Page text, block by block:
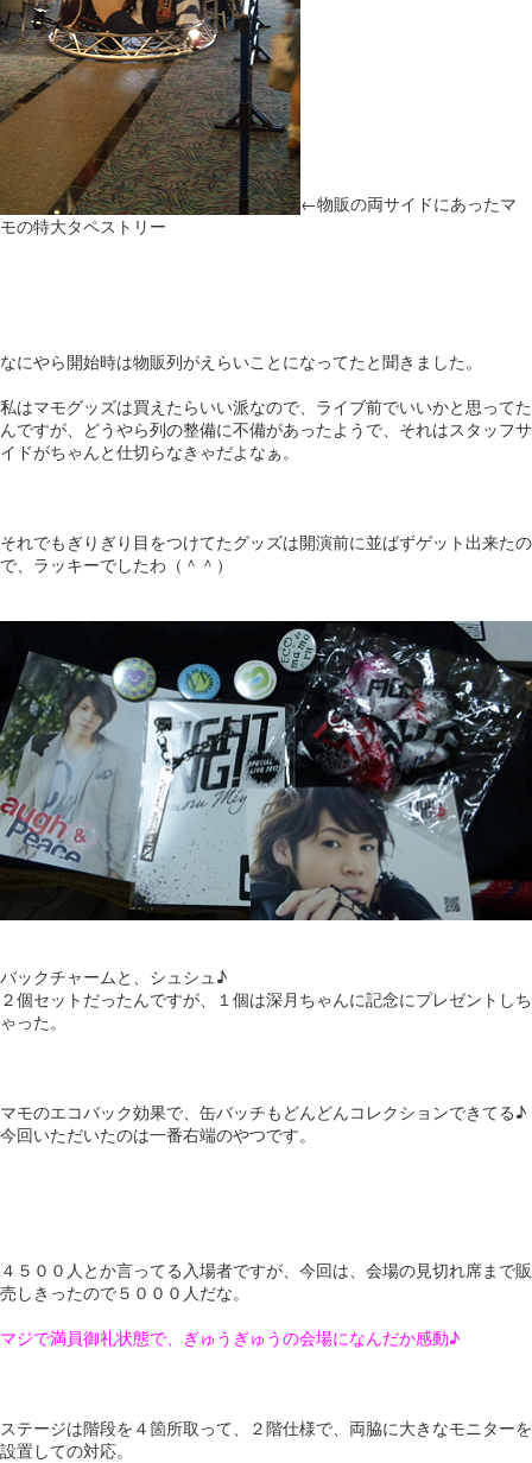
←物販の両サイドにあったマ
モの特大タペストリー
なにやら開始時は物販列がえらいことになってたと聞きました。
私はマモグッズは買えたらいい派なので、ライブ前でいいかと思ってた
んですが、どうやら列の整備に不備があったようで、それはスタッフサ
イドがちゃんと仕切らなきゃだよなぁ。
それでもぎりぎり目をつけてたグッズは開演前に並ばずゲット出来たの
で、ラッキーでしたわ（＾＾）
バックチャームと、シュシュ♪
２個セットだったんですが、１個は深月ちゃんに記念にプレゼントしち
ゃった。
マモのエコバック効果で、缶バッチもどんどんコレクションできてる♪
今回いただいたのは一番右端のやつです。
４５００人とか言ってる入場者ですが、今回は、会場の見切れ席まで販
売しきったので５０００人だな。
マジで満員御礼状態で、ぎゅうぎゅうの会場になんだか感動♪
ステージは階段を４箇所取って、２階仕様で、両脇に大きなモニターを
設置しての対応。